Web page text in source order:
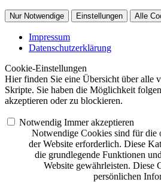
Nur Notwendige Einstellungen Alle
Impressum
Datenschutzerklärung
Cookie-Einstellungen
Hier finden Sie eine Übersicht über alle
Skripte. Sie haben die Möglichkeit
akzeptieren oder zu blockieren.
Notwendig Immer akzeptieren
Notwendige Cookies sind für die
der Website erforderlich. Diese
die grundlegende Funktionen
Website gewährleisten. Diese
persönlichen